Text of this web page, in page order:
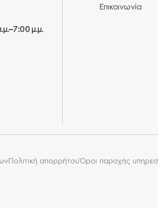
μ.μ.
Επικοινωνία
Πολιτική απορρήτουΌροι παροχής